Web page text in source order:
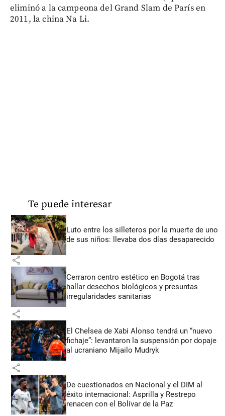
eliminó a la campeona del Grand Slam de París en
2011, la china Na Li.
Te puede interesar
Luto entre los silleteros por la muerte de uno
de sus niños: llevaba dos días desaparecido
share
Cerraron centro estético en Bogotá tras
hallar desechos biológicos y presuntas
irregularidades sanitarias
share
El Chelsea de Xabi Alonso tendrá un “nuevo
fichaje”: levantaron la suspensión por dopaje
al ucraniano Mijailo Mudryk
share
De cuestionados en Nacional y el DIM al
éxito internacional: Asprilla y Restrepo
renacen con el Bolívar de la Paz